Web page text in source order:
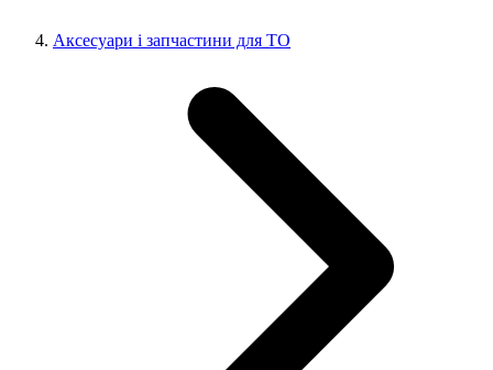
Аксесуари і запчастини для ТО